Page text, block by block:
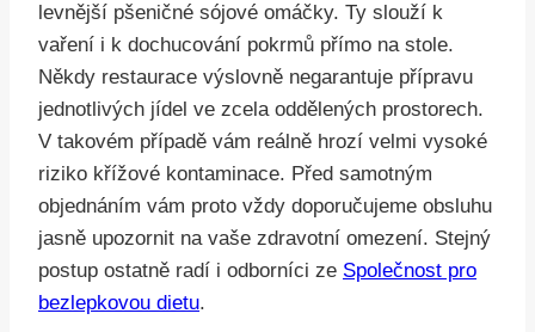
levnější pšeničné sójové omáčky. Ty slouží k
vaření i k dochucování pokrmů přímo na stole.
Někdy restaurace výslovně negarantuje přípravu
jednotlivých jídel ve zcela oddělených prostorech.
V takovém případě vám reálně hrozí velmi vysoké
riziko křížové kontaminace. Před samotným
objednáním vám proto vždy doporučujeme obsluhu
jasně upozornit na vaše zdravotní omezení. Stejný
postup ostatně radí i odborníci ze Společnost pro
bezlepkovou dietu.